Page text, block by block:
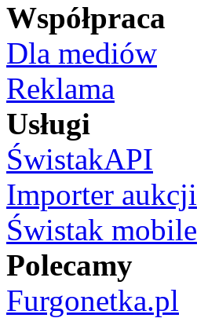
Współpraca
Dla mediów
Reklama
Usługi
ŚwistakAPI
Importer aukcji
Świstak mobile
Polecamy
Furgonetka.pl